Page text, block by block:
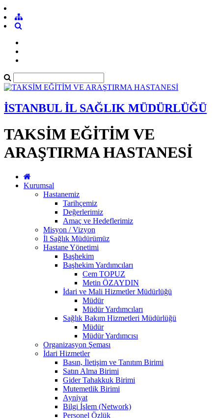
İSTANBUL İL SAĞLIK MÜDÜRLÜĞÜ
TAKSİM EĞİTİM VE
ARAŞTIRMA HASTANESİ
Kurumsal
Hastanemiz
Tarihçemiz
Değerlerimiz
Amaç ve Hedeflerimiz
Misyon / Vizyon
İl Sağlık Müdürümüz
Hastane Yönetimi
Başhekim
Başhekim Yardımcıları
Cem TOPUZ
Metin ÖZAYDIN
İdari ve Mali Hizmetler Müdürlüğü
Müdür
Müdür Yardımcıları
Sağlık Bakım Hizmetleri Müdürlüğü
Müdür
Müdür Yardımcısı
Organizasyon Şeması
İdari Hizmetler
Basın, İletişim ve Tanıtım Birimi
Satın Alma Birimi
Gider Tahakkuk Birimi
Mutemetlik Birimi
Ayniyat
Bilgi İşlem (Network)
Personel Özlük